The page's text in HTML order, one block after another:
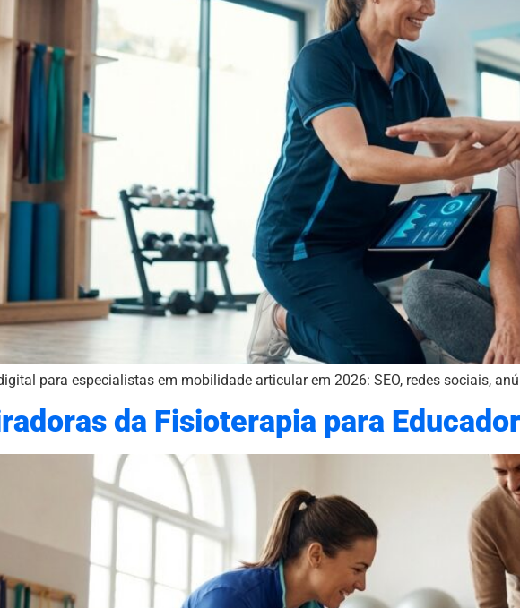
para especialistas em mobilidade articular em 2026: SEO, redes sociais,
da Fisioterapia para